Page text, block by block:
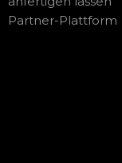
Partner-Plattform